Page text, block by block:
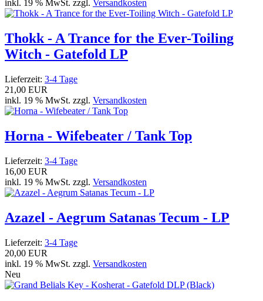
inkl. 19 % MwSt. zzgl. Versandkosten
Thokk - A Trance for the Ever-Toiling
Witch - Gatefold LP
Lieferzeit: 3-4 Tage
21,00 EUR
inkl. 19 % MwSt. zzgl. Versandkosten
Horna - Wifebeater / Tank Top
Lieferzeit: 3-4 Tage
16,00 EUR
inkl. 19 % MwSt. zzgl. Versandkosten
Azazel - Aegrum Satanas Tecum - LP
Lieferzeit: 3-4 Tage
20,00 EUR
inkl. 19 % MwSt. zzgl. Versandkosten
Neu